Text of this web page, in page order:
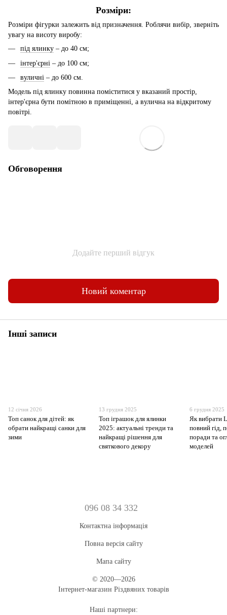
Розміри:
Розміри фігурки залежить від призначення. Роблячи вибір, зверніть
увагу на висоту виробу:
під ялинку – до 40 см;
інтер'єрні – до 100 см;
вуличні – до 600 см.
Модель під ялинку повинна поміститися у вказаний простір,
інтер'єрна бути помітною в приміщенні, а вулична на відкритому
повітрі.
Обговорення
Додайте перший відгук
Новий коментар
Інші записи
12 січня 2026
Топ санок для дітей: як
обрати найкращі санки для
зими
13 грудня 2025
Топ іграшок для ялинки
2025: актуальні тренди та
найкращі рішення для
святкового декору
6 грудня 2025
Як вибрати
повний гід,
поради та
моделей
096 08 34 332
Контактна інформація
Повна версія сайту
Мапа сайту
© 2020—2026
Інтернет-магазин Різдвяних товарів
Наші партнери: